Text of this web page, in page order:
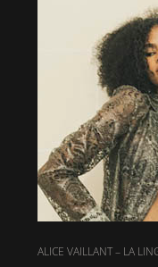
ALICE VAILLANT – LA